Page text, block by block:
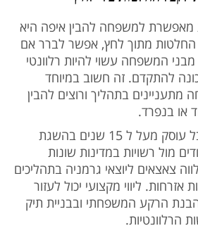
מאפשרת למשפחה להבין איפה היא
מתוך לחץ, אפשר לברר אם
המשפחה עשוי להיות רלוונטי
להתקדם. זה חשוב במיוחד
בתהליך ורוצים להבין
או בנפרד.
משרד עו״ד תותי אשבל עוסק מעל ל 15 שנים בהשגת
מול רשויות במדינות שונות
צאצאים ליוצאי גרמניה בתהליכים
אזרחות. ליווי מקצועי יכול לעזור
הרקע המשפחתי ובבניית תיק
הרלוונטיות.